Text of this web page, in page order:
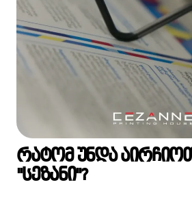
რატომ უნდა
"სეზანი"?